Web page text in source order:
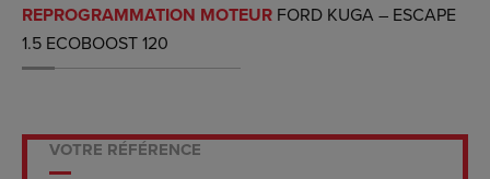
REPROGRAMMATION MOTEUR FORD KUGA – ESCAPE
1.5 ECOBOOST 120
VOTRE RÉFÉRENCE